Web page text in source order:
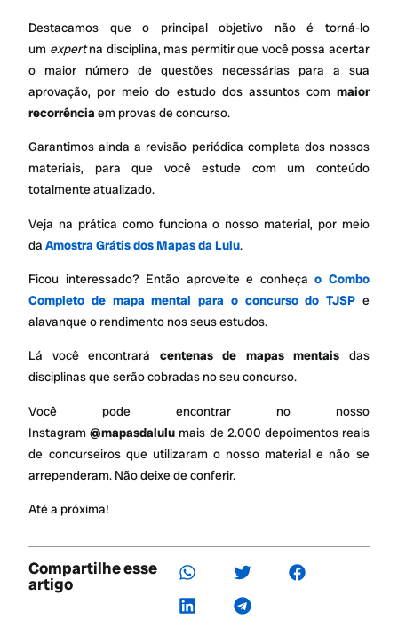
Destacamos que o principal objetivo não é torná-lo
um expertna disciplina, mas permitir que você possa acertar
o maior número de questões necessárias para a sua
aprovação, por meio do estudo dos assuntos com maior
recorrênciaem provas de concurso.
Garantimos ainda a revisão periódica completa dos nossos
materiais, para que você estude com um conteúdo
totalmente atualizado.
Veja na prática como funciona o nosso material, por meio
daAmostra Grátis dos Mapas da Lulu.
Ficou interessado? Então aproveite e conheçao Combo
Completo de mapa mental para o concurso do TJSPe
alavanque o rendimento nos seus estudos.
Lá você encontrará centenas de mapas mentais das
disciplinas que serão cobradas no seu concurso.
Você pode encontrar no nosso
Instagram@mapasdalulu mais de 2.000 depoimentos reais
de concurseiros que utilizaram o nosso material e não se
arrependeram. Não deixe de conferir.
Até a próxima!
Compartilhe esse
artigo